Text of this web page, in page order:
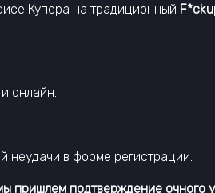
Купера на традиционный
онлайн.
неудачи в форме регистрации.
пришлем подтверждение очного